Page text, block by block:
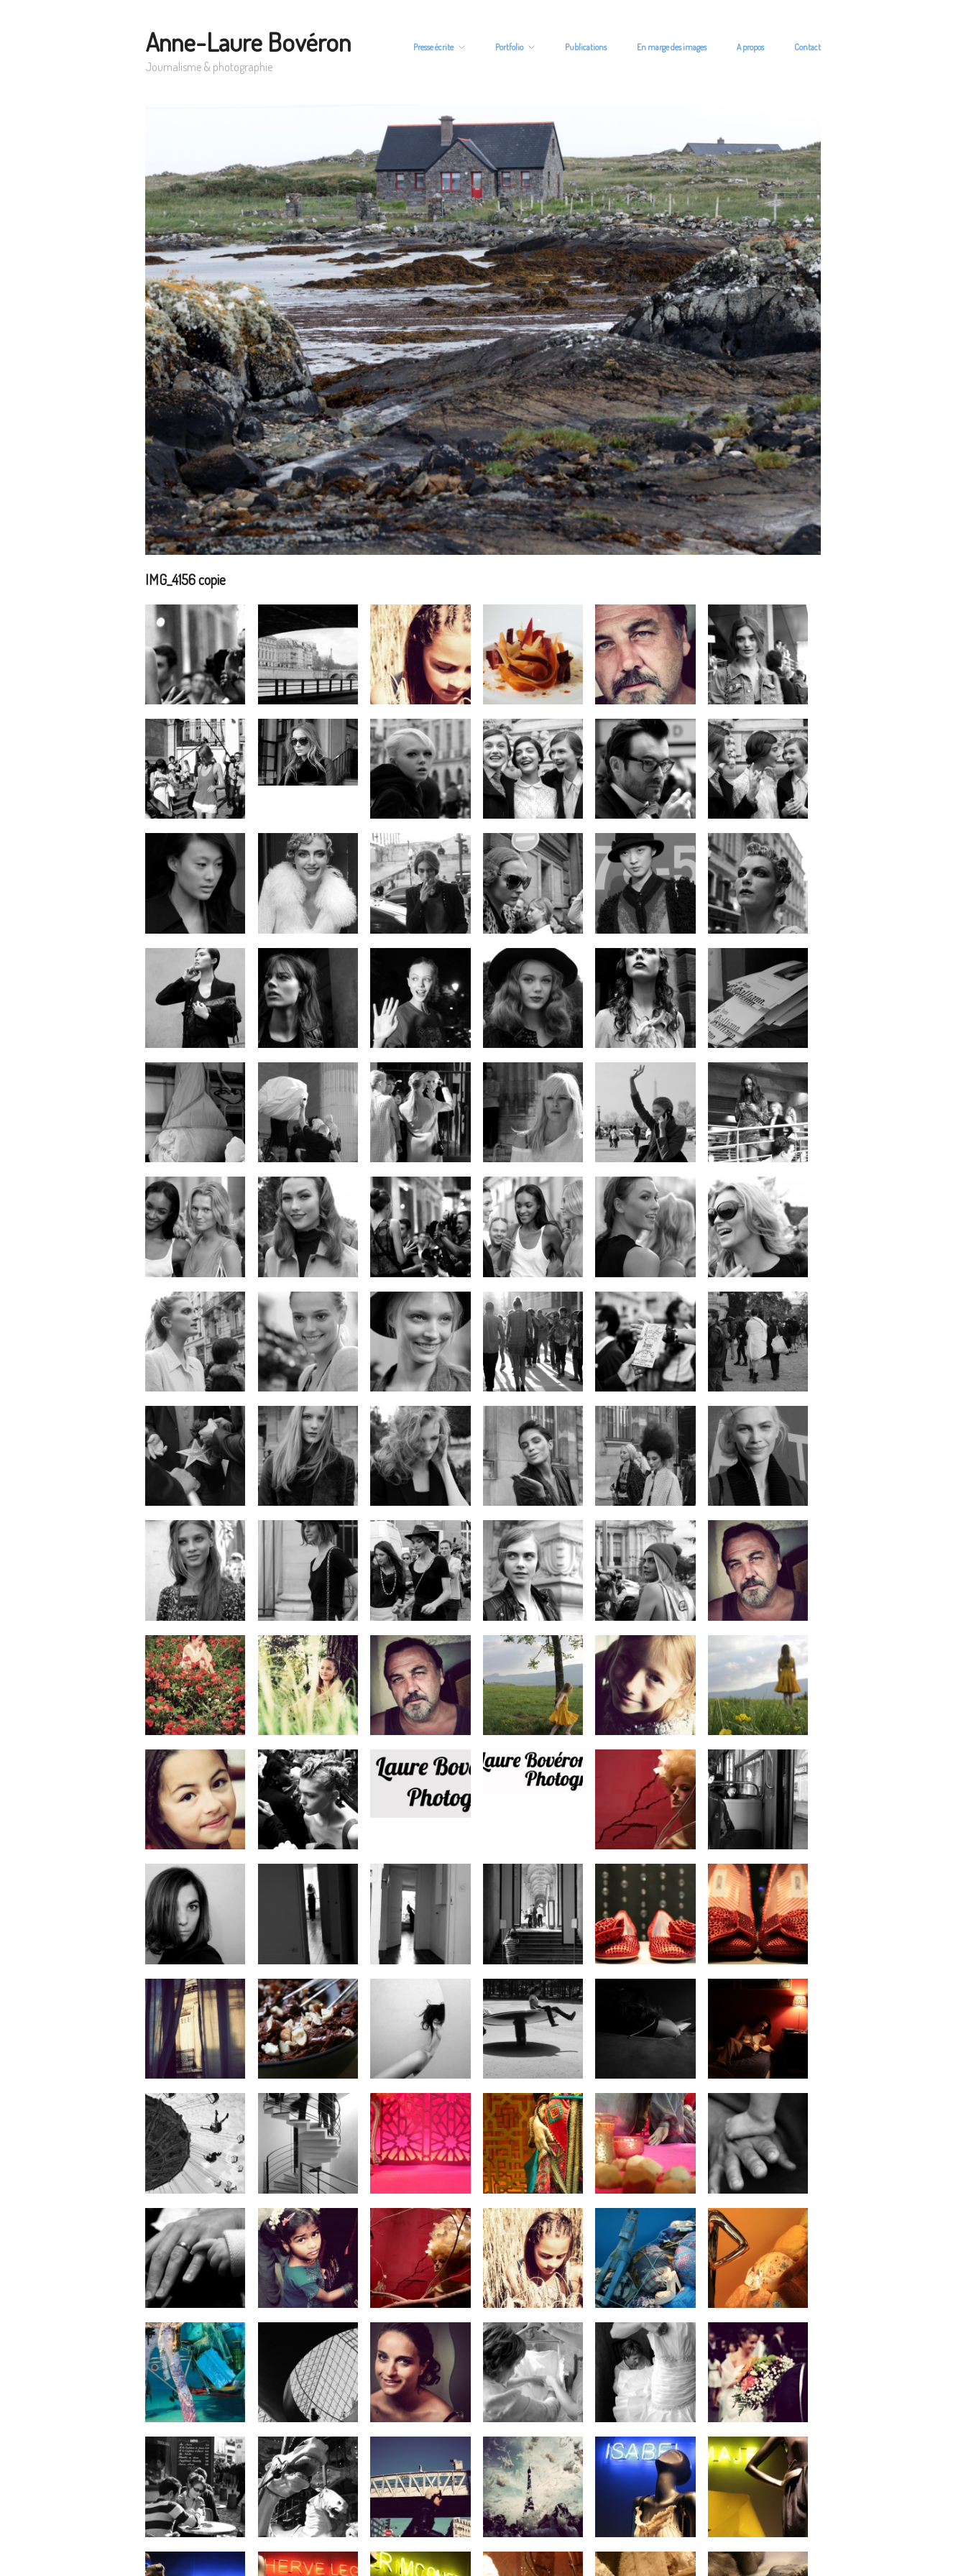
Anne-Laure Bovéron
Journalisme & photographie
Presse écrite Portfolio Publications En marge des images A propos Contact
IMG_4156 copie